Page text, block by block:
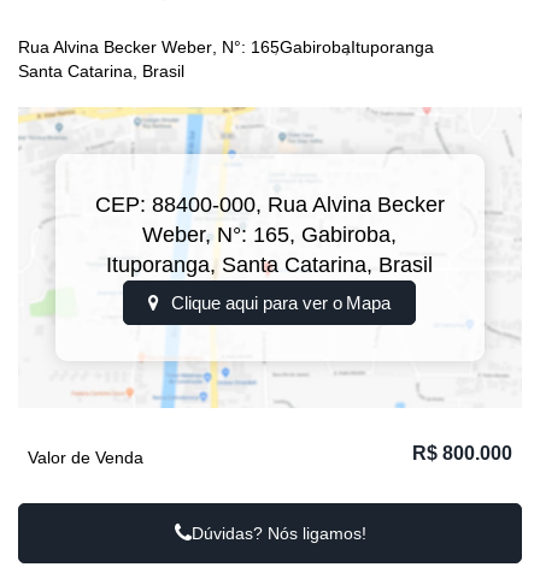
Rua Alvina Becker Weber N°: 165GabirobaItuporanga
Santa Catarina, Brasil
CEP: 88400-000, Rua Alvina Becker
Weber, N°: 165, Gabiroba,
Ituporanga, Santa Catarina, Brasil
Clique aqui para ver o Mapa
R$ 800.000
Valor de Venda
Dúvidas? Nós ligamos!